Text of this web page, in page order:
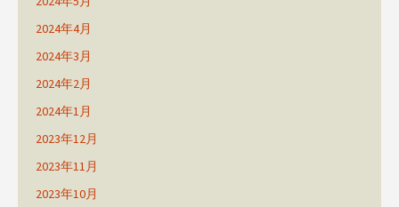
2024年4月
2024年3月
2024年2月
2024年1月
2023年12月
2023年11月
2023年10月